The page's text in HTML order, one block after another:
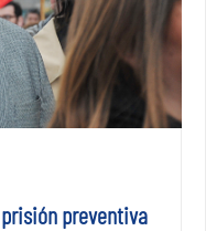
preventiva